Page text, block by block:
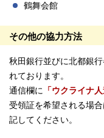
鶴舞会館
その他の協力方法
秋田銀行並びに北都銀
れております。
通信欄に
「ウクライナ
受領証を希望される場
記してください。